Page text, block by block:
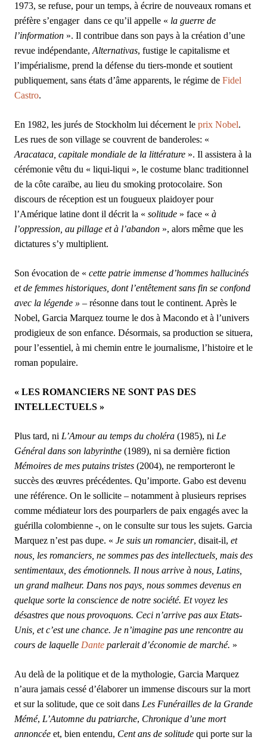
1973, se refuse, pour un temps, à écrire de nouveaux romans et
préfère s’engager dans ce qu’il appelle « la guerre de
l’information ». Il contribue dans son pays à la création d’une
revue indépendante, Alternativas, fustige le capitalisme et
l’impérialisme, prend la défense du tiers-monde et soutient
publiquement, sans états d’âme apparents, le régime de Fidel
Castro.
En 1982, les jurés de Stockholm lui décernent le prix Nobel.
Les rues de son village se couvrent de banderoles: «
Aracataca, capitale mondiale de la littérature ». Il assistera à la
cérémonie vêtu du « liqui-liqui », le costume blanc traditionnel
de la côte caraïbe, au lieu du smoking protocolaire. Son
discours de réception est un fougueux plaidoyer pour
l’Amérique latine dont il décrit la « solitude » face « à
l’oppression, au pillage et à l’abandon », alors même que les
dictatures s’y multiplient.
Son évocation de « cette patrie immense d’hommes hallucinés
et de femmes historiques, dont l’entêtement sans fin se confond
avec la légende » – résonne dans tout le continent. Après le
Nobel, Garcia Marquez tourne le dos à Macondo et à l’univers
prodigieux de son enfance. Désormais, sa production se situera,
pour l’essentiel, à mi chemin entre le journalisme, l’histoire et le
roman populaire.
« LES ROMANCIERS NE SONT PAS DES
INTELLECTUELS »
Plus tard, ni L’Amour au temps du choléra (1985), ni Le
Général dans son labyrinthe (1989), ni sa dernière fiction
Mémoires de mes putains tristes (2004), ne remporteront le
succès des œuvres précédentes. Qu’importe. Gabo est devenu
une référence. On le sollicite – notamment à plusieurs reprises
comme médiateur lors des pourparlers de paix engagés avec la
guérilla colombienne -, on le consulte sur tous les sujets. Garcia
Marquez n’est pas dupe. « Je suis un romancier, disait-il, et
nous, les romanciers, ne sommes pas des intellectuels, mais des
sentimentaux, des émotionnels. Il nous arrive à nous, Latins,
un grand malheur. Dans nos pays, nous sommes devenus en
quelque sorte la conscience de notre société. Et voyez les
désastres que nous provoquons. Ceci n’arrive pas aux Etats-
Unis, et c’est une chance. Je n’imagine pas une rencontre au
cours de laquelle Dante parlerait d’économie de marché. »
Au delà de la politique et de la mythologie, Garcia Marquez
n’aura jamais cessé d’élaborer un immense discours sur la mort
et sur la solitude, que ce soit dans Les Funérailles de la Grande
Mémé, L’Automne du patriarche, Chronique d’une mort
annoncée et, bien entendu, Cent ans de solitude qui porte sur la